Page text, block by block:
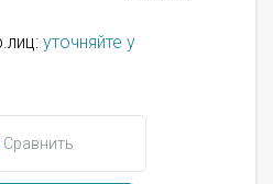
уточняйте у
Сравнить